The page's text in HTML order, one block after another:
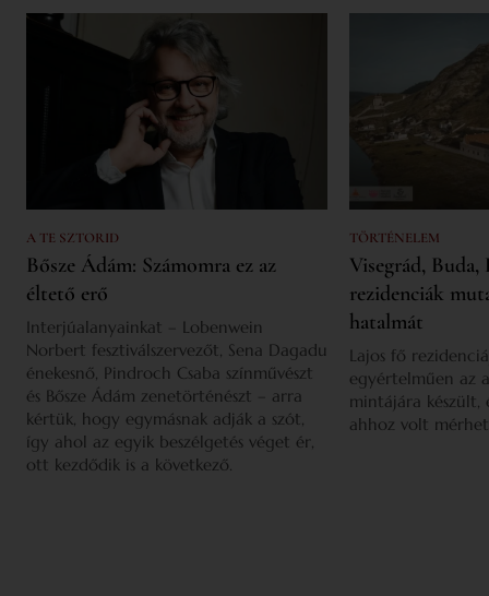
A TE SZTORID
Bősze Ádám: Számomra ez az
éltető erő
Interjúalanyainkat – Lobenwein
Norbert fesztiválszervezőt, Sena Dagadu
énekesnő, Pindroch Csaba színművészt
és Bősze Ádám zenetörténészt – arra
kértük, hogy egymásnak adják a szót,
így ahol az egyik beszélgetés véget ér,
ott kezdődik is a következő.
TÖRTÉNELEM
Visegrád,
rezidenciák
hatalmát
Lajos fő
egyértelműen az
mintájára készült,
ahhoz volt